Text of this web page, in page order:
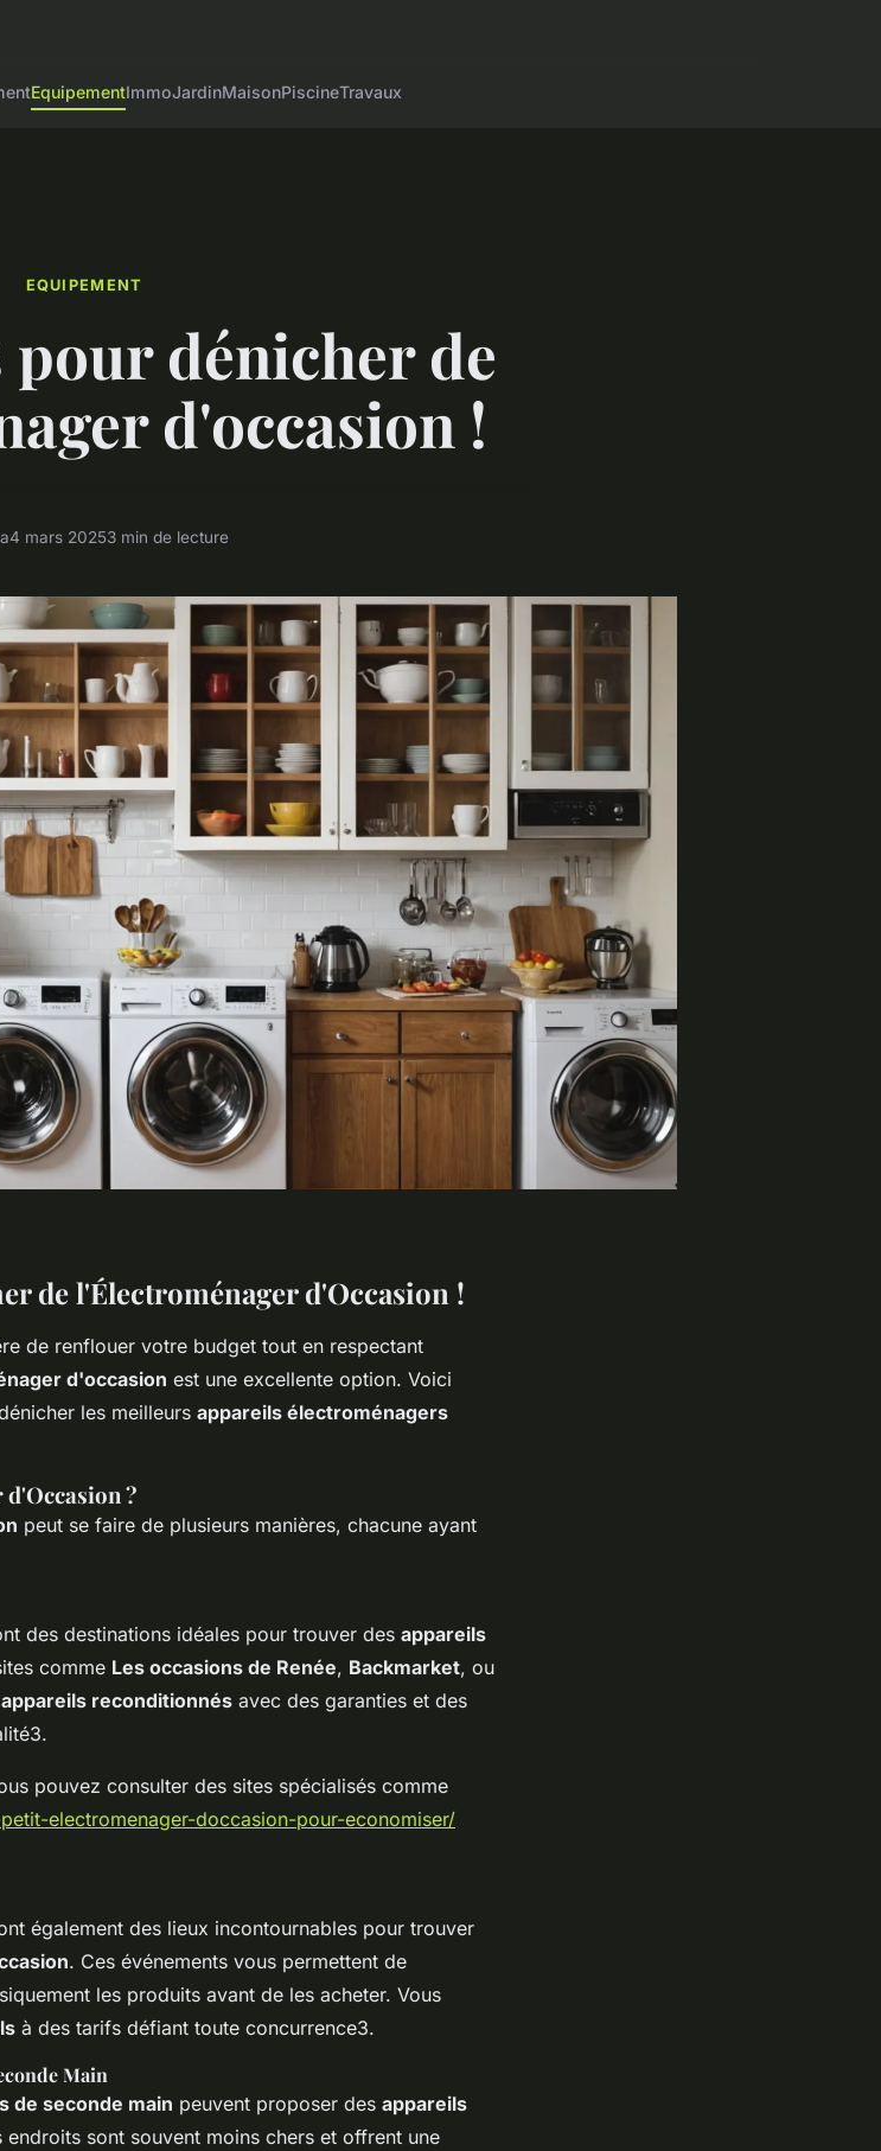
EquipementImmoJardinMaisonPiscineTravaux
EQUIPEMENT
pour dénicher de
d'occasion !
4 mars 20253 min de lecture
de l'Électroménager d'Occasion !
de renflouer votre budget tout en respectant
d'occasion est une excellente option. Voici
les meilleurs appareils électroménagers
?
peut se faire de plusieurs manières, chacune ayant
des destinations idéales pour trouver des appareils
comme Les occasions de Renée, Backmarket, ou
appareils reconditionnés avec des garanties et des
pouvez consulter des sites spécialisés comme
electromenager-doccasion-pour-economiser/
également des lieux incontournables pour trouver
. Ces événements vous permettent de
les produits avant de les acheter. Vous
à des tarifs défiant toute concurrence3.
Main
de seconde main peuvent proposer des appareils
endroits sont souvent moins chers et offrent une